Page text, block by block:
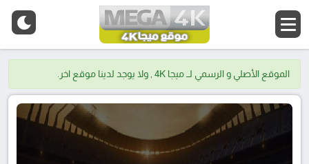
الموقع الأصلي و الرسمي لــ ميجا 4K , ولا يوجد لدينا موقع اخر.